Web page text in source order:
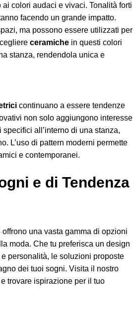
ai colori audaci e vivaci. Tonalità forti
facendo un grande impatto.
ma possono essere utilizzati per
ceramiche in questi colori
stanza, rendendola unica e
continuano a essere tendenze
non solo aggiungono interesse
all’interno di una stanza,
L’uso di pattern moderni permette
e contemporanei.
e di Tendenza
offrono una vasta gamma di opzioni
moda. Che tu preferisca un design
personalità, le soluzioni proposte
dei tuoi sogni. Visita il nostro
trovare ispirazione per il tuo